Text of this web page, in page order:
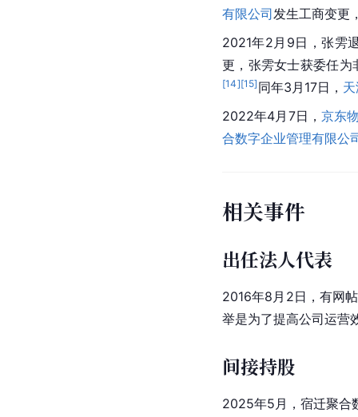
有限公司发生工商变更
2021年2月9日，张雱
更，张雱女士获委任为
[14][15] 同年3月17日，
2022年4月7日， 京东
合数字企业管理有限公
相关事件
出任法人代表
2016年8月2日，有网
举是为了提高公司运营
间接持股
2025年5月，宿迁聚合